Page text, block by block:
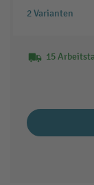
2 Varianten
15